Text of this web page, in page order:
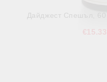
Дайджест Спешъл,